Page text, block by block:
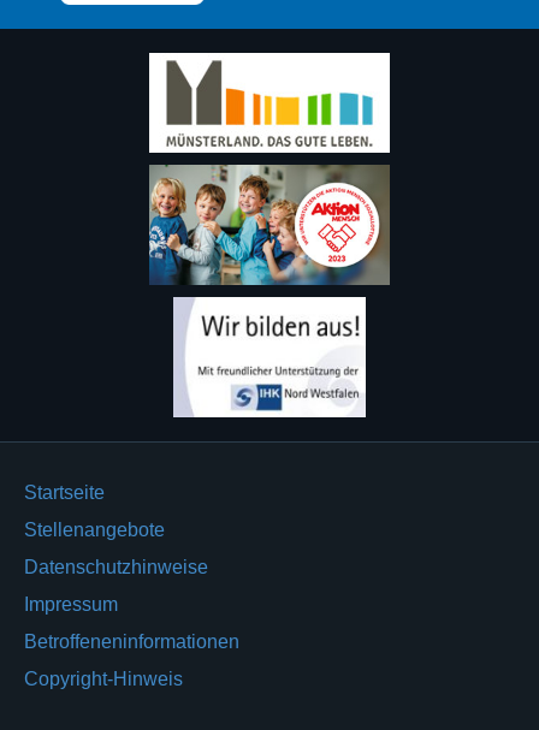
Startseite
Stellenangebote
Datenschutzhinweise
Impressum
Betroffeneninformationen
Copyright-Hinweis